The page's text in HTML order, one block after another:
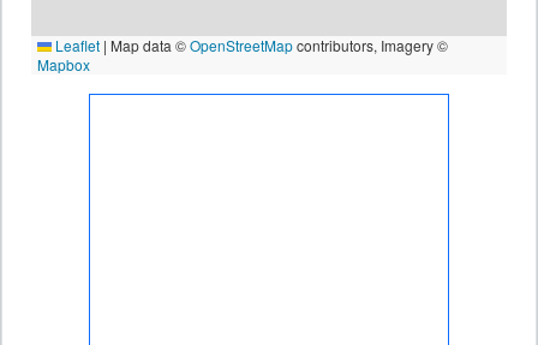
Leaflet | Map data ©OpenStreetMapcontributors, Imagery ©
Mapbox